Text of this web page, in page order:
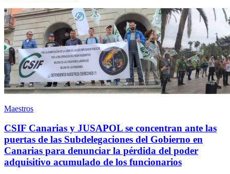
Maestros
CSIF Canarias y JUSAPOL se concentran ante las
puertas de las Subdelegaciones del Gobierno en
Canarias para denunciar la pérdida del poder
adquisitivo acumulado de los funcionarios